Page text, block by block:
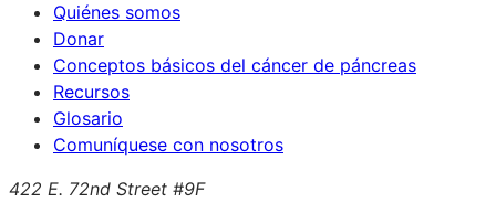
Quiénes somos
Donar
Conceptos básicos del cáncer de páncreas
Recursos
Glosario
Comuníquese con nosotros
422 E. 72nd Street #9F